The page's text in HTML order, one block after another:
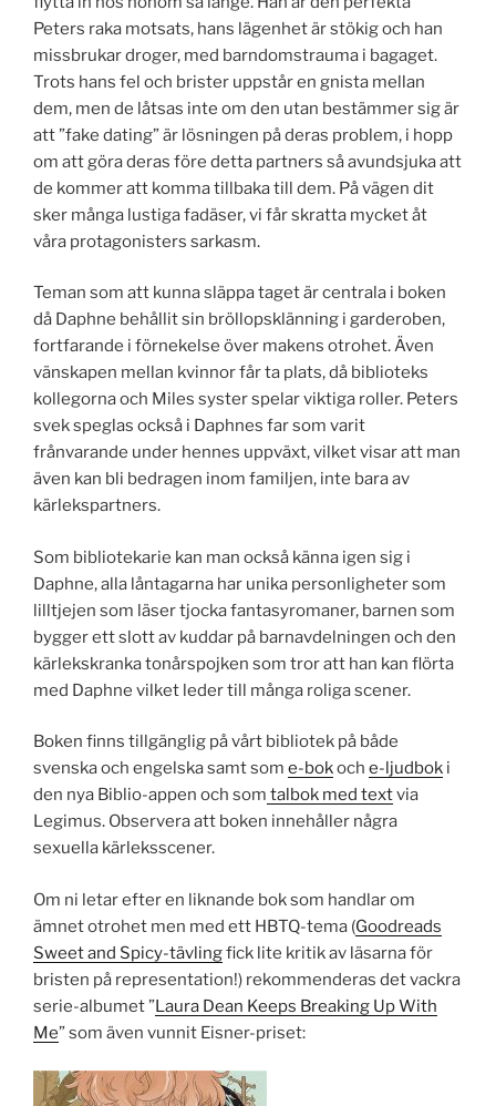
Peters raka motsats, hans lägenhet är stökig och han
missbrukar droger, med barndomstrauma i bagaget.
Trots hans fel och brister uppstår en gnista mellan
dem, men de låtsas inte om den utan bestämmer sig är
att ”fake dating” är lösningen på deras problem, i hopp
om att göra deras före detta partners så avundsjuka att
de kommer att komma tillbaka till dem. På vägen dit
sker många lustiga fadäser, vi får skratta mycket åt
våra protagonisters sarkasm.
Teman som att kunna släppa taget är centrala i boken
då Daphne behållit sin bröllopsklänning i garderoben,
fortfarande i förnekelse över makens otrohet. Även
vänskapen mellan kvinnor får ta plats, då biblioteks
kollegorna och Miles syster spelar viktiga roller. Peters
svek speglas också i Daphnes far som varit
frånvarande under hennes uppväxt, vilket visar att man
även kan bli bedragen inom familjen, inte bara av
kärlekspartners.
Som bibliotekarie kan man också känna igen sig i
Daphne, alla låntagarna har unika personligheter som
lilltjejen som läser tjocka fantasyromaner, barnen som
bygger ett slott av kuddar på barnavdelningen och den
kärlekskranka tonårspojken som tror att han kan flörta
med Daphne vilket leder till många roliga scener.
Boken finns tillgänglig på vårt bibliotek på både
svenska och engelska samt som e-bokoch e-ljudbok i
den nya Biblio-appen och som talbok med textvia
Legimus. Observera att boken innehåller några
sexuella kärleksscener.
Om ni letar efter en liknande bok som handlar om
ämnet otrohet men med ett HBTQ-tema (Goodreads
Sweet and Spicy-tävlingfick lite kritik av läsarna för
bristen på representation!) rekommenderas det vackra
serie-albumet ”Laura Dean Keeps Breaking Up With
Me” som även vunnit Eisner-priset: